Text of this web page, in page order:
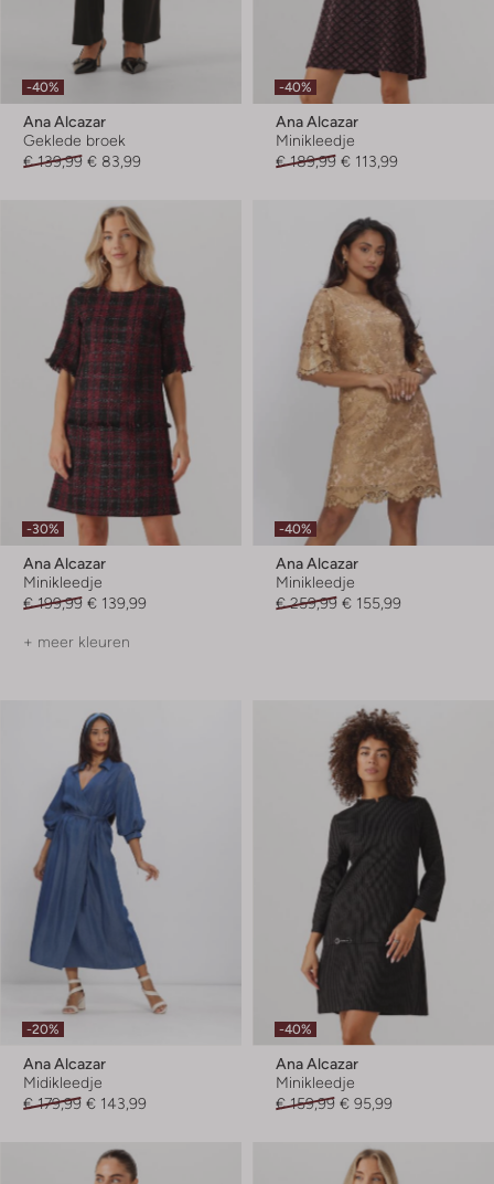
-40%
Ana Alcazar
Geklede broek
€ 139,99 € 83,99
-40%
Ana Alcazar
Minikleedje
€ 189,99 € 113,99
-30%
Ana Alcazar
Minikleedje
€ 199,99 € 139,99
+ meer kleuren
-40%
Ana Alcazar
Minikleedje
€ 259,99 € 155,99
-20%
Ana Alcazar
Midikleedje
€ 179,99 € 143,99
-40%
Ana Alcazar
Minikleedje
€ 159,99 € 95,99